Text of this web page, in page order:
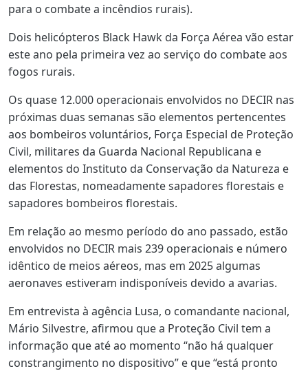
para o combate a incêndios rurais).
Dois helicópteros Black Hawk da Força Aérea vão estar
este ano pela primeira vez ao serviço do combate aos
fogos rurais.
Os quase 12.000 operacionais envolvidos no DECIR nas
próximas duas semanas são elementos pertencentes
aos bombeiros voluntários, Força Especial de Proteção
Civil, militares da Guarda Nacional Republicana e
elementos do Instituto da Conservação da Natureza e
das Florestas, nomeadamente sapadores florestais e
sapadores bombeiros florestais.
Em relação ao mesmo período do ano passado, estão
envolvidos no DECIR mais 239 operacionais e número
idêntico de meios aéreos, mas em 2025 algumas
aeronaves estiveram indisponíveis devido a avarias.
Em entrevista à agência Lusa, o comandante nacional,
Mário Silvestre, afirmou que a Proteção Civil tem a
informação que até ao momento “não há qualquer
constrangimento no dispositivo” e que “está pronto